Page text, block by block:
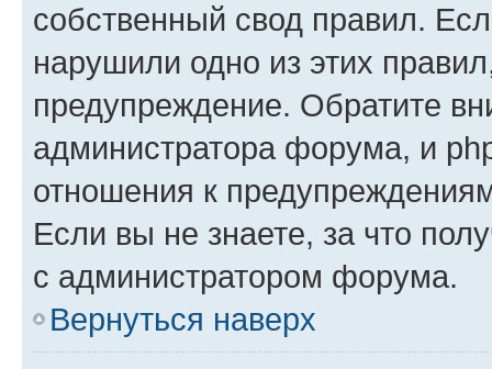
собственный свод правил.
нарушили одно из этих
предупреждение. Обратите
администратора форума, и
отношения к
Если вы не знаете, за что
с администратором форума.
Вернуться наверх